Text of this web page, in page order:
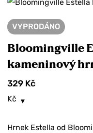
VYPRODÁNO
Bloomingville
kameninový
329 Kč
Kč
Hrnek Estella od